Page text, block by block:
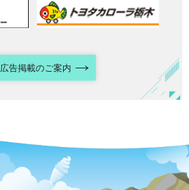
広告掲載のご案内